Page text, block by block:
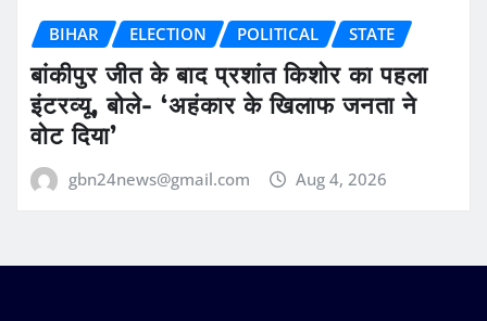
BIHAR ELECTION POLITICAL STATE
बांकीपुर जीत के बाद प्रशांत किशोर का पहला
इंटरव्यू, बोले- ‘अहंकार के खिलाफ जनता ने
वोट दिया’
gbn24news@gmail.com Aug 4, 2026